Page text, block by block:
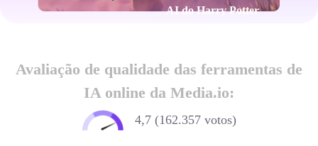
AI do Harry Potter
Avaliação de qualidade das ferramentas de
IA online da Media.io:
4,7 (162.357 votos)